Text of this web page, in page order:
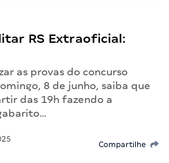
RS Extraoficial:
as provas do concurso
8 de junho, saiba que
das 19h fazendo a
Compartilhe